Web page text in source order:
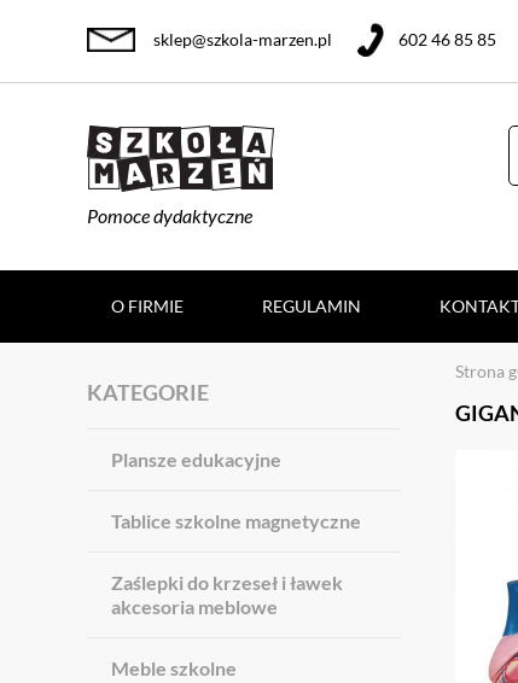
Pomoce dydaktyczne
sklep@szkola-marzen.pl 602 46 85 85
O FIRMIE REGULAMIN
KATEGORIE
Plansze edukacyjne
Tablice szkolne magnetyczne
Zaślepki do krzeseł i ławek
akcesoria meblowe
Meble szkolne
Strona